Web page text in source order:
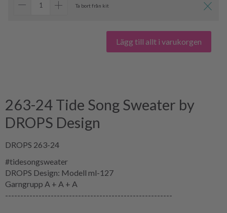
Ta bort från kit
Lägg till allt i varukorgen
263-24 Tide Song Sweater by
DROPS Design
DROPS 263-24
#tidesongsweater
DROPS Design: Modell ml-127
Garngrupp A + A + A
-------------------------------------------------------